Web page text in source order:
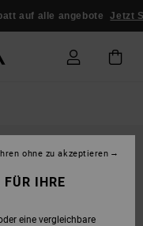
auf alle angebote Jetzt
IHRE
eine vergleichbare
ohne zu akzeptieren